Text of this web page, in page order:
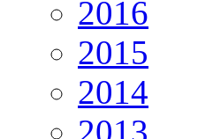
2016
2015
2014
2013